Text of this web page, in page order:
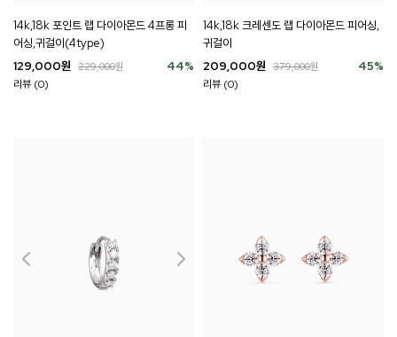
14k,18k 포인트 랩 다이아몬드 4프롱 피
어싱,귀걸이(4type)
44%
129,000원 229,000원
리뷰 (0)
14k,18k 크레센도 랩 다이아몬드 피어싱,
귀걸이
45%
209,000원 379,000원
리뷰 (0)